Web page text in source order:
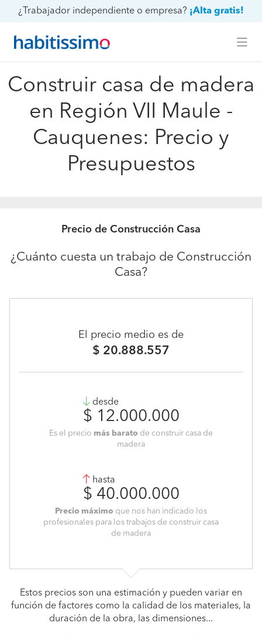
¿Trabajador independiente o empresa? ¡Alta gratis!
Construir casa de madera
en Región VII Maule -
Cauquenes: Precio y
Presupuestos
Precio de Construcción Casa
¿Cuánto cuesta un trabajo de Construcción
Casa?
El precio medio es de
$ 20.888.557
desde
$ 12.000.000
Es el precio más barato de construir casa de
madera
hasta
$ 40.000.000
Precio máximo que nos han indicado los
profesionales para los trabajos de construir casa
de madera
Estos precios son una estimación y pueden variar en
función de factores como la calidad de los materiales, la
duración de la obra, las dimensiones...